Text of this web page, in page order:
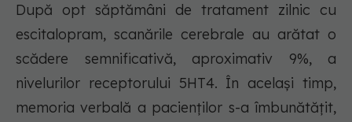
După opt săptămâni de tratament zilnic cu
escitalopram, scanările cerebrale au arătat o
scădere semnificativă, aproximativ 9%, a
nivelurilor receptorului 5HT4. În același timp,
memoria verbală a pacienților s-a îmbunătățit,